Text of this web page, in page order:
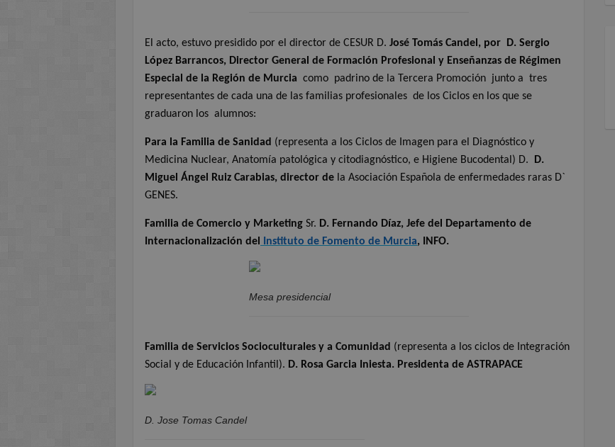
El acto, estuvo presidido por el director de CESUR D. José Tomás Candel, por D. Sergio
López Barrancos, Director General de Formación Profesional y Enseñanzas de Régimen
Especial de la Región de Murcia como padrino de la Tercera Promoción junto a tres
representantes de cada una de las familias profesionales de los Ciclos en los que se
graduaron los alumnos:
Para la Familia de Sanidad (representa a los Ciclos de Imagen para el Diagnóstico y
Medicina Nuclear, Anatomía patológica y citodiagnóstico, e Higiene Bucodental) D.
D.
Miguel Ángel Ruiz Carabias, director de la Asociación Española de enfermedades raras D`
GENES.
Familia de Comercio y Marketing Sr. D. Fernando Díaz, Jefe del Departamento de
Internacionalización del Instituto de Fomento de Murcia, INFO.
Mesa presidencial
Familia de Servicios Socioculturales y a Comunidad (representa a los ciclos de Integración
Social y de Educación Infantil). D. Rosa Garcia Iniesta. Presidenta de ASTRAPACE
D. Jose Tomas Candel